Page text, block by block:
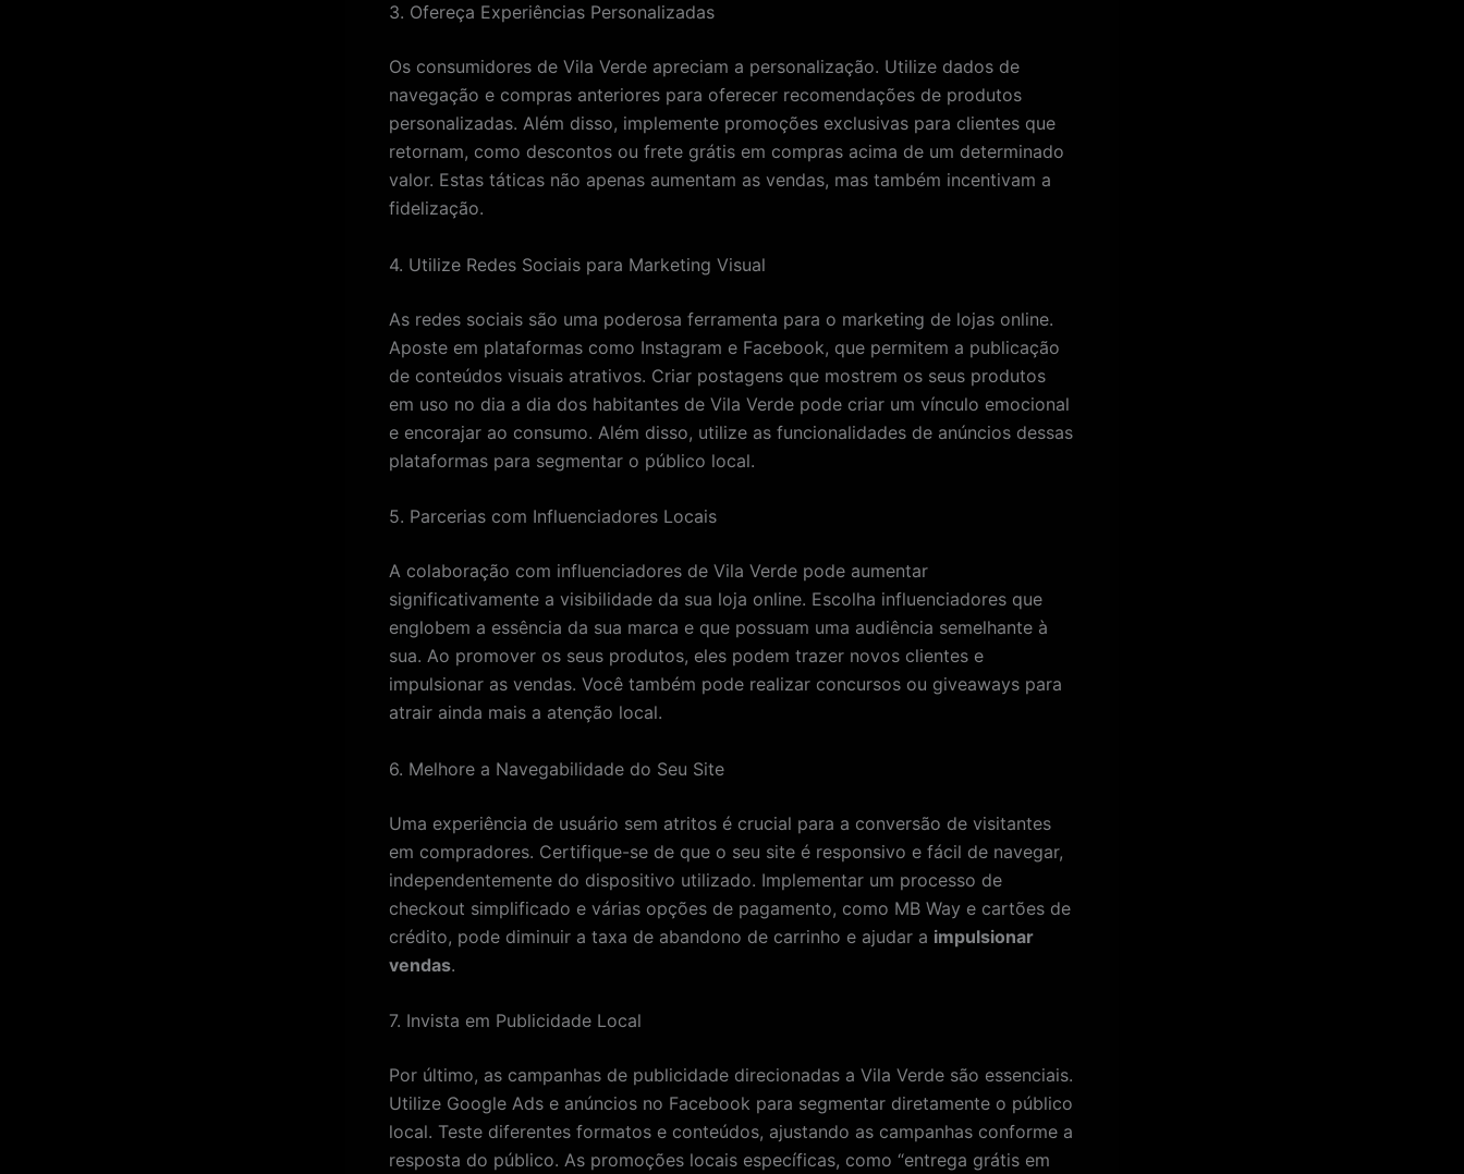
3. Ofereça Experiências Personalizadas
Os consumidores de Vila Verde apreciam a personalização. Utilize dados de
navegação e compras anteriores para oferecer recomendações de produtos
personalizadas. Além disso, implemente promoções exclusivas para clientes que
retornam, como descontos ou frete grátis em compras acima de um determinado
valor. Estas táticas não apenas aumentam as vendas, mas também incentivam a
fidelização.
4. Utilize Redes Sociais para Marketing Visual
As redes sociais são uma poderosa ferramenta para o marketing de lojas online.
Aposte em plataformas como Instagram e Facebook, que permitem a publicação
de conteúdos visuais atrativos. Criar postagens que mostrem os seus produtos
em uso no dia a dia dos habitantes de Vila Verde pode criar um vínculo emocional
e encorajar ao consumo. Além disso, utilize as funcionalidades de anúncios dessas
plataformas para segmentar o público local.
5. Parcerias com Influenciadores Locais
A colaboração com influenciadores de Vila Verde pode aumentar
significativamente a visibilidade da sua loja online. Escolha influenciadores que
englobem a essência da sua marca e que possuam uma audiência semelhante à
sua. Ao promover os seus produtos, eles podem trazer novos clientes e
impulsionar as vendas. Você também pode realizar concursos ou giveaways para
atrair ainda mais a atenção local.
6. Melhore a Navegabilidade do Seu Site
Uma experiência de usuário sem atritos é crucial para a conversão de visitantes
em compradores. Certifique-se de que o seu site é responsivo e fácil de navegar,
independentemente do dispositivo utilizado. Implementar um processo de
checkout simplificado e várias opções de pagamento, como MB Way e cartões de
crédito, pode diminuir a taxa de abandono de carrinho e ajudar a impulsionar
vendas.
7. Invista em Publicidade Local
Por último, as campanhas de publicidade direcionadas a Vila Verde são essenciais.
Utilize Google Ads e anúncios no Facebook para segmentar diretamente o público
local. Teste diferentes formatos e conteúdos, ajustando as campanhas conforme a
resposta do público. As promoções locais específicas, como “entrega grátis em